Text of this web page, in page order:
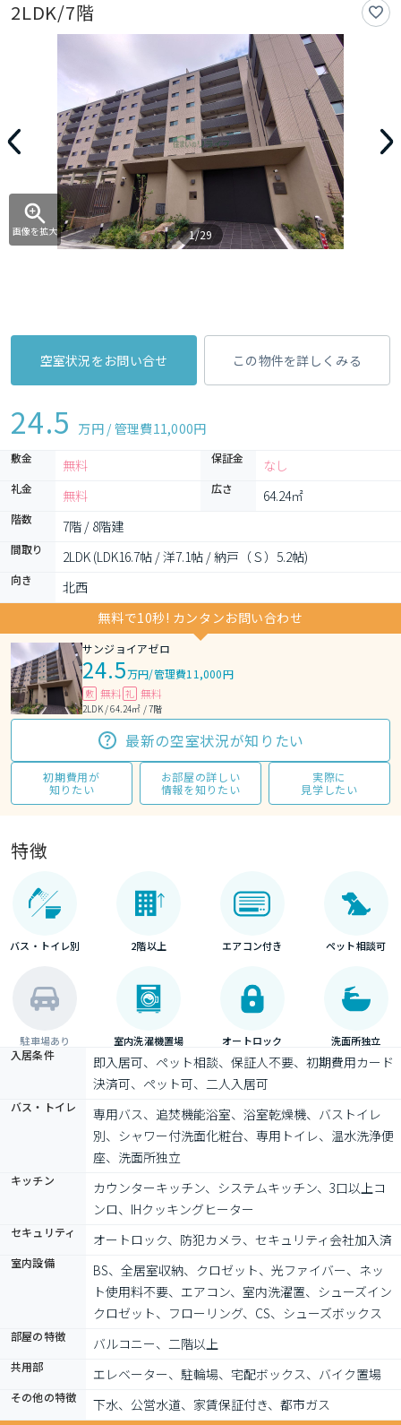
2LDK/7階
画像を拡大 1/29
空室状況をお問い合せ この物件を詳しくみる
24.5 万円 / 管理費11,000円
敷金 無料 保証金 なし
礼金 無料 広さ 64.24㎡
階数 7階 / 8階建
間取り 2LDK (LDK16.7帖 / 洋7.1帖 / 納戸（Ｓ）5.2帖)
向き
北西
無料で10秒! カンタンお問い合わせ
サンジョイアゼロ
24.5万円/管理費11,000円
敷 無料 礼 無料
2LDK / 64.24㎡ / 7階
最新の空室状況が知りたい
初期費用が
知りたい
お部屋の詳しい
情報を知りたい
実際に
見学したい
特徴
バス・トイレ別 2階以上 エアコン付き ペット相談可
駐車場あり 室内洗濯機置場 オートロック 洗面所独立
入居条件
即入居可、ペット相談、保証人不要、初期費用カード
決済可、ペット可、二人入居可
バス・トイレ
専用バス、追焚機能浴室、浴室乾燥機、バストイレ
別、シャワー付洗面化粧台、専用トイレ、温水洗浄便
座、洗面所独立
キッチン
カウンターキッチン、システムキッチン、3口以上コ
ンロ、IHクッキングヒーター
セキュリティ オートロック、防犯カメラ、セキュリティ会社加入済
室内設備
BS、全居室収納、クロゼット、光ファイバー、ネッ
ト使用料不要、エアコン、室内洗濯置、シューズイン
クロゼット、フローリング、CS、シューズボックス
部屋の特徴 バルコニー、二階以上
共用部 エレベーター、駐輪場、宅配ボックス、バイク置場
その他の特徴
下水、公営水道、家賃保証付き、都市ガス